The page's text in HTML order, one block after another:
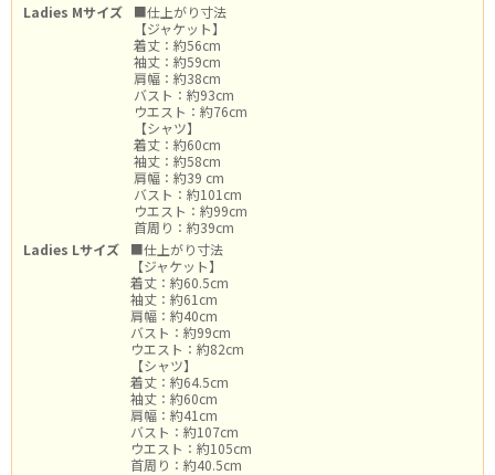
Ladies Mサイズ
■仕上がり寸法
【ジャケット】
着丈：約56cm
袖丈：約59cm
肩幅：約38cm
バスト：約93cm
ウエスト：約76cm
【シャツ】
着丈：約60cm
袖丈：約58cm
肩幅：約39 cm
バスト：約101cm
ウエスト：約99cm
首周り：約39cm
Ladies Lサイズ
■仕上がり寸法
【ジャケット】
着丈：約60.5cm
袖丈：約61cm
肩幅：約40cm
バスト：約99cm
ウエスト：約82cm
【シャツ】
着丈：約64.5cm
袖丈：約60cm
肩幅：約41cm
バスト：約107cm
ウエスト：約105cm
首周り：約40.5cm